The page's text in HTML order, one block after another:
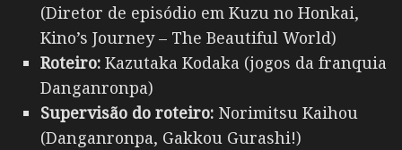
(Diretor de episódio em Kuzu no Honkai,
Kino’s Journey – The Beautiful World)
Roteiro: Kazutaka Kodaka (jogos da franquia
Danganronpa)
Supervisão do roteiro: Norimitsu Kaihou
(Danganronpa, Gakkou Gurashi!)